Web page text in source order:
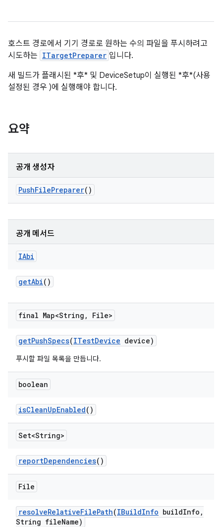
호스트 경로에서 기기 경로로 원하는 수의 파일을 푸시하려고
시도하는 ITargetPreparer 입니다.
새 빌드가 플래시된 *후* 및 DeviceSetup이 실행된 *후*(사용
설정된 경우 )에 실행해야 합니다.
요약
공개 생성자
PushFilePreparer()
공개 메서드
IAbi
getAbi()
final Map<String , File>
getPushSpecs(ITestDevice device)
푸시할 파일 목록을 만듭니다.
boolean
isCleanUpEnabled()
Set<String>
reportDependencies()
File
resolveRelativeFilePath(IBuildInfo buildInfo ,
String fileName)